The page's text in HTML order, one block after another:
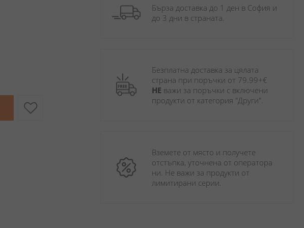
Бърза доставка до 1 ден в София и
до 3 дни в страната.
Безплатна доставка за цялата
НЕ важи за поръчки с включени
продукти от категория "Други".
Вземете от място и получете
отстъпка, уточнена от оператора
ни. Не важи за продукти от
лимитирани серии.